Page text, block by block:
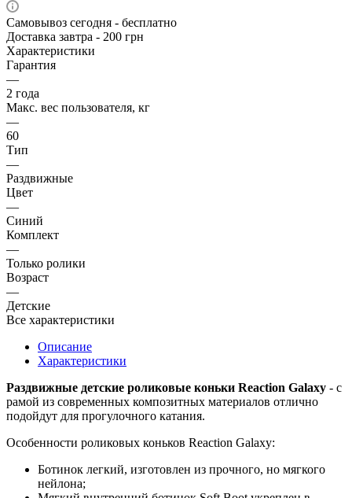
Самовывоз сегодня - бесплатно
Доставка завтра - 200 грн
Характеристики
Гарантия
—
2 года
Макс. вес пользователя, кг
—
60
Тип
—
Раздвижные
Цвет
—
Синий
Комплект
—
Только ролики
Возраст
—
Детские
Все характеристики
Описание
Характеристики
Раздвижные детские роликовые коньки Reaction Galaxy - с
рамой из современных композитных материалов отлично
подойдут для прогулочного катания.
Особенности роликовых коньков Reaction Galaxy:
Ботинок легкий, изготовлен из прочного, но мягкого
нейлона;